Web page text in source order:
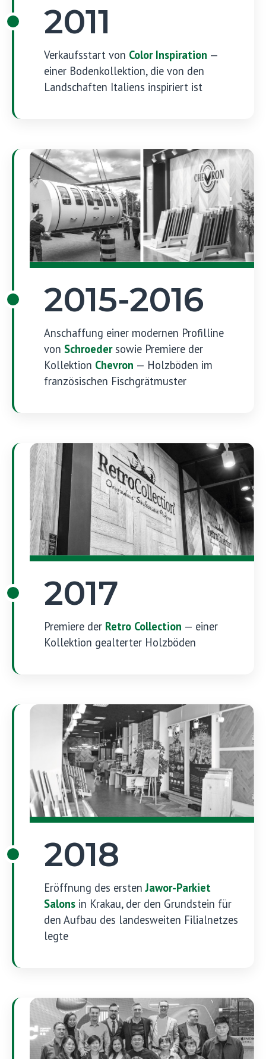
2011
Verkaufsstart von Color Inspiration —
einer Bodenkollektion, die von den
Landschaften Italiens inspiriert ist
2015-2016
Anschaffung einer modernen Profilline
von Schroedersowie Premiere der
Kollektion Chevron — Holzböden im
französischen Fischgrätmuster
2017
Premiere der Retro Collection — einer
Kollektion gealterter Holzböden
2018
Eröffnung des erstenJawor-Parkiet
Salons in Krakau, der den Grundstein für
den Aufbau des landesweiten Filialnetzes
legte